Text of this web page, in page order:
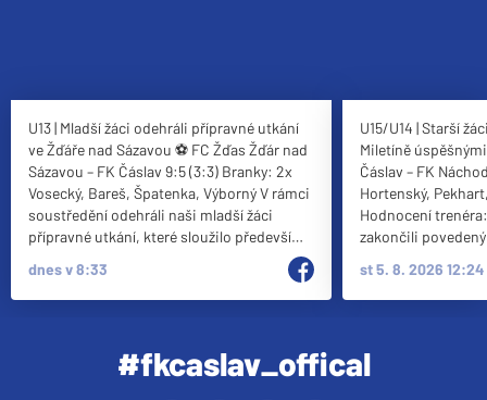
U13 | Mladší žáci odehráli přípravné utkání
ve Žďáře nad Sázavou ⚽️ FC Žďas Žďár nad
Sázavou – FK Čáslav 9:5 (3:3) Branky: 2x
Vosecký, Bareš, Špatenka, Výborný V rámci
soustředění odehráli naši mladší žáci
přípravné utkání, které sloužilo především
k dalšímu seznamování s fotbalem 8+1. Tým
se postupně adaptuje na větší hřiště
vápno–vápno, velké branky i herní čas 2×45
jsme vstoupili velmi dobře a díky
dnes v 8:33
U15/U14 | Starší
Miletíně úspěšnými
Čáslav – FK Náchod 6:1 Branky:
Hortenský,
Hodnocení trenéra: „Soustředění
zakončili
napadání a přidali
branek po dobře
nohama na zemi a
st 5. 8. 2026 12:24
#fkcaslav_offical